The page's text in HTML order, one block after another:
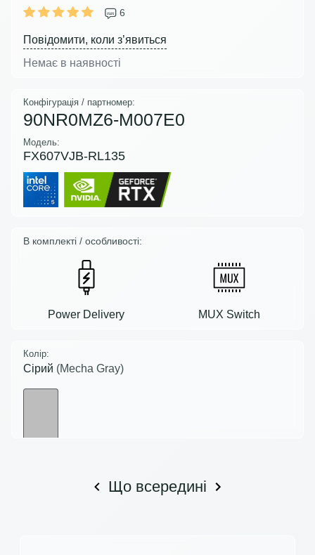
6
Повідомити, коли з’явиться
Немає в наявності
Конфігурація / партномер:
90NR0MZ6-M007E0
Модель:
FX607VJB-RL135
В комплекті / особливості:
Power Delivery MUX Switch
Колір:
Сірий (Mecha Gray)
Що всередині